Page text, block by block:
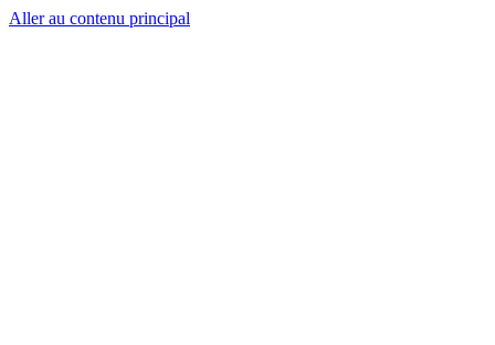
Aller au contenu principal